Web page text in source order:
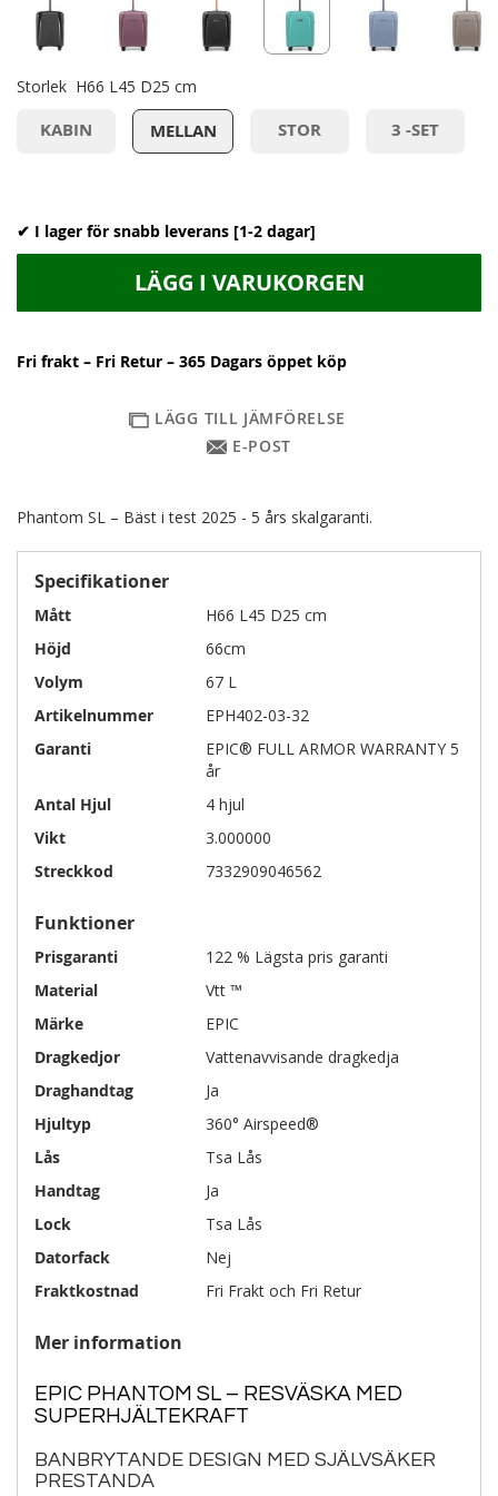
Storlek H66 L45 D25 cm
KABIN MELLAN STOR 3 -SET
✔ I lager för snabb leverans [1-2 dagar]
LÄGG I VARUKORGEN
Fri frakt – Fri Retur – 365 Dagars öppet köp
LÄGG TILL JÄMFÖRELSE
E-POST
Phantom SL – Bäst i test 2025 - 5 års skalgaranti.
Specifikationer
Mått
H66 L45 D25 cm
Höjd
66cm
Volym
67 L
Artikelnummer
EPH402-03-32
Garanti
EPIC® FULL ARMOR WARRANTY 5
år
Antal Hjul
4 hjul
Vikt
3.000000
Streckkod
7332909046562
Funktioner
Prisgaranti
122 % Lägsta pris garanti
Material
Vtt ™
Märke
EPIC
Dragkedjor
Vattenavvisande dragkedja
Draghandtag
Ja
Hjultyp
360° Airspeed®
Lås
Tsa Lås
Handtag
Ja
Lock
Tsa Lås
Datorfack
Nej
Fraktkostnad
Fri Frakt och Fri Retur
Mer information
EPIC PHANTOM SL – RESVÄSKA MED
SUPERHJÄLTEKRAFT
BANBRYTANDE DESIGN MED SJÄLVSÄKER
PRESTANDA